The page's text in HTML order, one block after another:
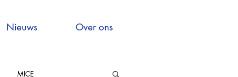
Nieuws Over ons
MICE